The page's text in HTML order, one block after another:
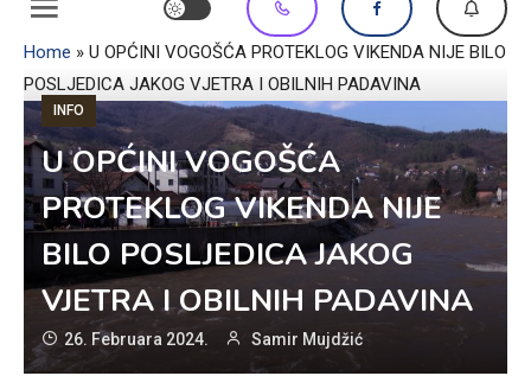
Home » U OPĆINI VOGOŠĆA PROTEKLOG VIKENDA NIJE BILO
POSLJEDICA JAKOG VJETRA I OBILNIH PADAVINA
INFO
U OPĆINI VOGOŠĆA
PROTEKLOG VIKENDA NIJE
BILO POSLJEDICA JAKOG
VJETRA I OBILNIH PADAVINA
26. Februara 2024. Samir Mujdžić